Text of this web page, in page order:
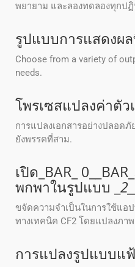
พยายาม และลองทดลองทุกปฏิ
รูปแบบการแสดงผ
Choose from a variety of
needs.
โพรเซสแปลงค่าตัว
การแปลงเอกสารอย่างปลอด
ยังพรรคที่สาม.
เปิด_BAR_
พกพาในรูปแบบ _
ขจัดความจำเป็นในการใช้แอ
ทางเทคนิค CF2 โดยแปลงภา
การแปลงรูปแบบแ